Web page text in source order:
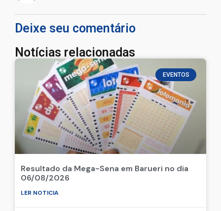
Deixe seu comentário
Notícias relacionadas
EVENTOS
Resultado da Mega-Sena em Barueri no dia
06/08/2026
LER NOTICIA